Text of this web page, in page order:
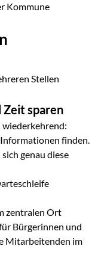
Kommune
Stellen
Zeit sparen
finden.
genau diese
zentralen Ort
Bürgerinnen und
Mitarbeitenden im